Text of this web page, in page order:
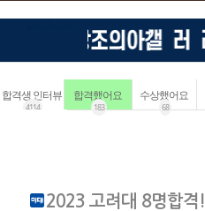
합격생 인터뷰
4114
합격했어요
183
수상했어요
68
2023 고려대 8명합격!